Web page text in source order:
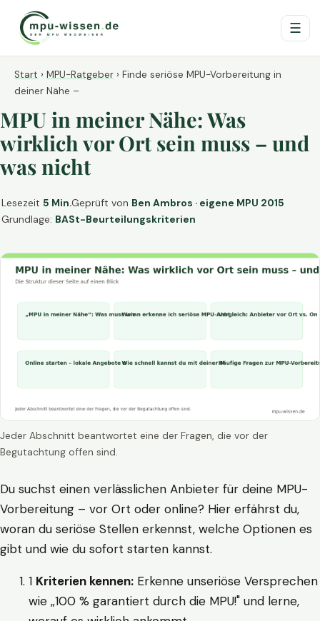
☰
Start › MPU-Ratgeber › Finde seriöse MPU-Vorbereitung in
deiner Nähe –
MPU in meiner Nähe: Was
wirklich vor Ort sein muss – und
was nicht
Lesezeit 5 Min.Geprüft von Ben Ambros · eigene MPU 2015
Grundlage: BASt-Beurteilungskriterien
Jeder Abschnitt beantwortet eine der Fragen, die vor der
Begutachtung offen sind.
Du suchst einen verlässlichen Anbieter für deine MPU-
Vorbereitung – vor Ort oder online? Hier erfährst du,
woran du seriöse Stellen erkennst, welche Optionen es
gibt und wie du sofort starten kannst.
1 Kriterien kennen: Erkenne unseriöse Versprechen
wie „100 % garantiert durch die MPU!" und lerne,